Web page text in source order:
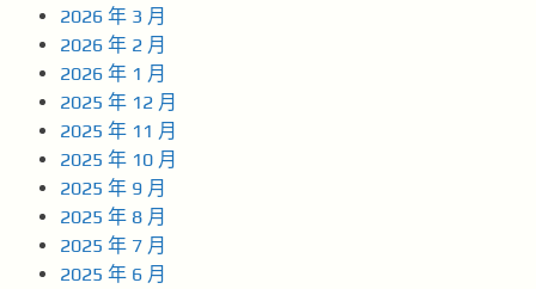
2026 年 3 月
2026 年 2 月
2026 年 1 月
2025 年 12 月
2025 年 11 月
2025 年 10 月
2025 年 9 月
2025 年 8 月
2025 年 7 月
2025 年 6 月